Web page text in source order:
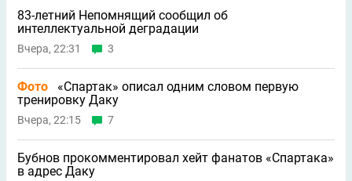
83-летний Непомнящий сообщил об
интеллектуальной деградации
Вчера, 22:31 3
Фото
«Спартак» описал одним словом первую
тренировку Даку
Вчера, 22:15 7
Бубнов прокомментировал хейт фанатов «Спартака»
в адрес Даку